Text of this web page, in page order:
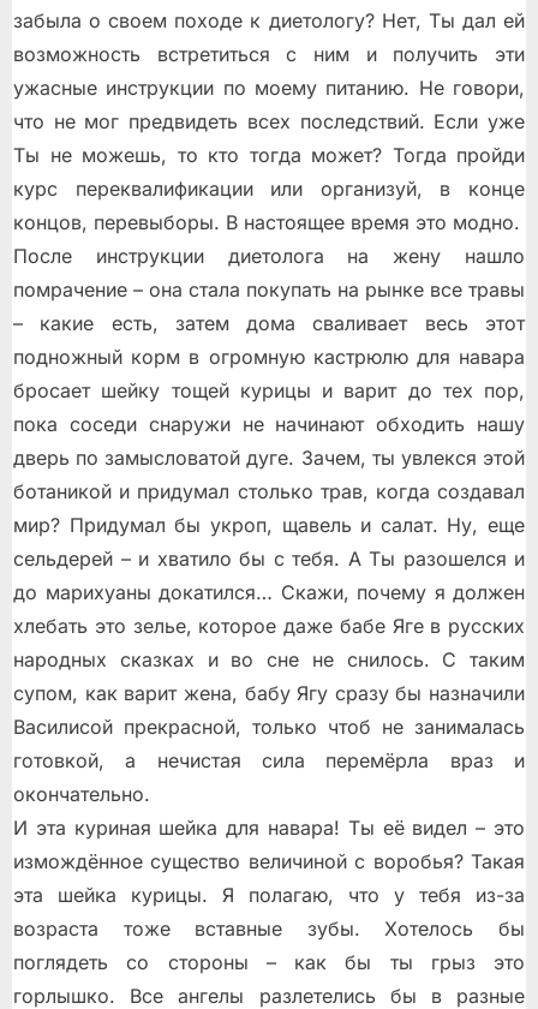
забыла о своeм походе к диетологу? Нет, Ты дал ей
возможность встретиться с ним и получить эти
ужасные инструкции по моему питанию. Не говори,
что не мог предвидеть всех последствий. Если уже
Ты не можешь, то кто тогда может? Тогда пройди
курс переквалификации или организуй, в конце
концов, перевыборы. В настоящее время это модно.
После инструкции диетолога на жену нашло
помрачение – она стала покупать на рынке все травы
– какие есть, затем дома сваливает весь этот
подножный корм в огромную кастрюлю для навара
бросает шейку тощей курицы и варит до тех пор,
пока соседи снаружи не начинают обходить нашу
дверь по замысловатой дуге. Зачем, ты увлекся этой
ботаникой и придумал столько трав, когда создавал
мир? Придумал бы укроп, щавель и салат. Ну, еще
сельдерей – и хватило бы с тебя. А Ты разошелся и
до марихуаны докатился… Скажи, почему я должен
хлебать это зелье, которое даже бабе Яге в русских
народных сказках и во сне не снилось. С таким
супом, как варит жена, бабу Ягу сразу бы назначили
Василисой прекрасной, только чтоб не занималась
готовкой, а нечистая сила перемёрла враз и
окончательно.
И эта куриная шейка для навара! Ты её видел – это
измождённое существо величиной с воробья? Такая
эта шейка курицы. Я полагаю, что у тебя из-за
возраста тоже вставные зубы. Хотелось бы
поглядеть со стороны – как бы ты грыз это
горлышко. Все ангелы разлетелись бы в разные